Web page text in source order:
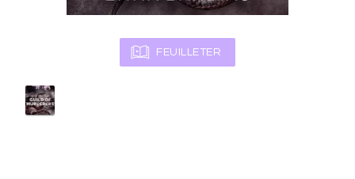
FEUILLETER